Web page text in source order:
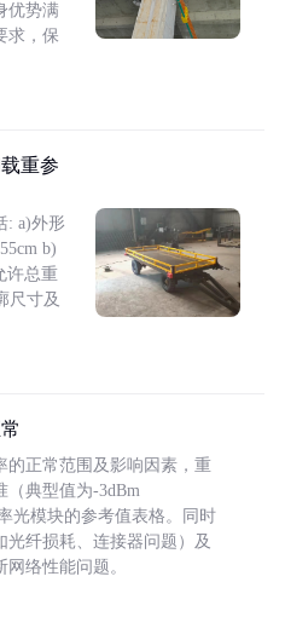
优势满
求，保
重参
: a)外形
b)
许总重
尺寸及
的正常范围及影响因素，重
（典型值为-3dBm
光模块的参考值表格。同时
纤损耗、连接器问题）及
络性能问题。